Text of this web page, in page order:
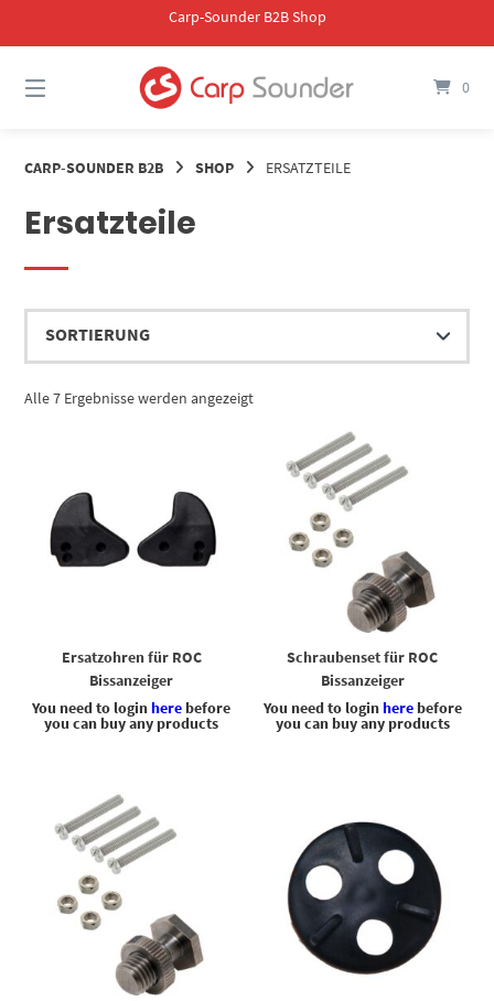
Carp-Sounder B2B Shop
0
CARP-SOUNDER B2B SHOP ERSATZTEILE
Ersatzteile
Alle 7 Ergebnisse werden angezeigt
Ersatzohren für ROC
Bissanzeiger
You need to loginhere before
you can buy any products
Schraubenset für ROC
Bissanzeiger
You need to loginherebefore
you can buy any products